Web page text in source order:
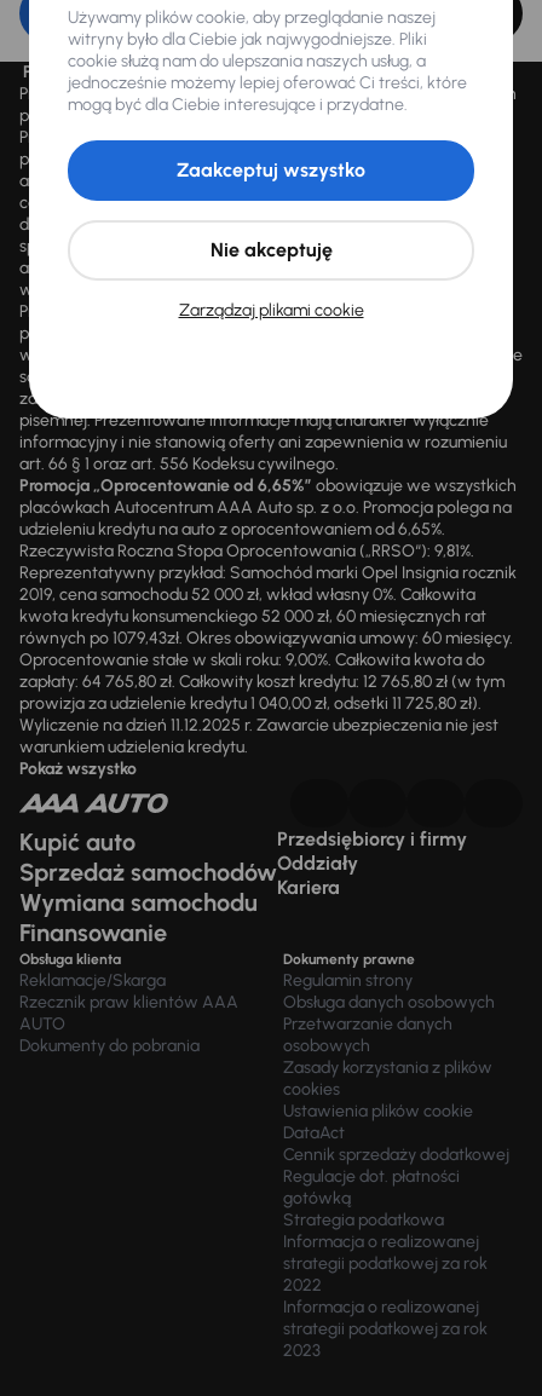
Edytuj filtr
Promocja „Letnie przeceny aż 1500 aut”
Promocja „Letnie przeceny aż 1500 aut” obowiązuje we wszystkich
placówkach Autocentrum AAA AUTO Sp. z o.o. („AAA AUTO”).
Promocja polega na możliwości nabycia wybranych pojazdów
przecenionych, wskazanych w serwisie internetowym
aaaauto.pl/promocja, ze zniżką uwidocznioną w prezentowanej
cenie. Zniżka jest obliczana jako różnica pomiędzy najniższą ceną
danego pojazdu z 30 dni przed obniżką a jego aktualną ceną
sprzedaży. Liczba samochodów objętych promocją jest zmienna i
aktualizowana na bieżąco; średnia liczba dostępnych pojazdów
wynosi około 1500, a nowe auta są dodawane każdego dnia.
Promocji nie można łączyć z innymi aktualnie obowiązującymi
promocjami ani rabatami, ani dochodzić do niej prawa z mocą
wsteczną. Szczegółowe informacje o zasadach promocji udzielane
są przez upoważnionych pracowników AAA AUTO. AAA AUTO
zastrzega sobie prawo do zawarcia umowy wyłącznie w formie
pisemnej. Prezentowane informacje mają charakter wyłącznie
informacyjny i nie stanowią oferty ani zapewnienia w rozumieniu
art. 66 § 1 oraz art. 556 Kodeksu cywilnego.
Promocja „Oprocentowanie od 6,65%” obowiązuje we wszystkich
placówkach Autocentrum AAA Auto sp. z o.o. Promocja polega na
udzieleniu kredytu na auto z oprocentowaniem od 6,65%.
Rzeczywista Roczna Stopa Oprocentowania („RRSO“): 9,81%.
Reprezentatywny przykład: Samochód marki Opel Insignia rocznik
2019, cena samochodu 52 000 zł, wkład własny 0%. Całkowita
kwota kredytu konsumenckiego 52 000 zł, 60 miesięcznych rat
równych po 1079,43zł. Okres obowiązywania umowy: 60 miesięcy.
Oprocentowanie stałe w skali roku: 9,00%. Całkowita kwota do
zapłaty: 64 765,80 zł. Całkowity koszt kredytu: 12 765,80 zł (w tym
prowizja za udzielenie kredytu 1 040,00 zł, odsetki 11 725,80 zł).
Wyliczenie na dzień 11.12.2025 r. Zawarcie ubezpieczenia nie jest
warunkiem udzielenia kredytu.
Pokaż wszystko
Kupić auto
Sprzedaż samochodów
Wymiana samochodu
Finansowanie
Przedsiębiorcy i firmy
Oddziały
Kariera
Obsługa klienta
Reklamacje/Skarga
Rzecznik praw klientów AAA
AUTO
Dokumenty do pobrania
Dokumenty prawne
Regulamin strony
Obsługa danych osobowych
Przetwarzanie danych
osobowych
Zasady korzystania z plików
cookies
Ustawienia plików cookie
DataAct
Cennik sprzedaży dodatkowej
Regulacje dot. płatności
gotówką
Strategia podatkowa
Informacja o realizowanej
strategii podatkowej za rok
2022
Informacja o realizowanej
strategii podatkowej za rok
2023
Używamy plików cookie, aby przeglądanie naszej
witryny było dla Ciebie jak najwygodniejsze. Pliki
cookie służą nam do ulepszania naszych usług, a
jednocześnie możemy lepiej oferować Ci treści, które
mogą być dla Ciebie interesujące i przydatne.
Zarządzaj plikami cookie
Nie akceptuję
Zaakceptuj wszystko